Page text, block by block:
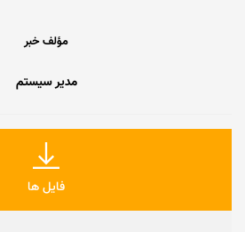
مؤلف خبر
مدیر سیستم
فایل ها